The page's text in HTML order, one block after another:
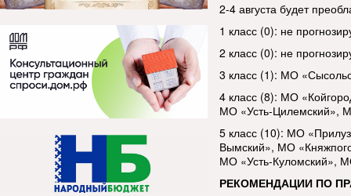
2-4 августа будет
1 класс (0): не
2 класс (0): не
3 класс (1): МО
4 класс (8): МО
МО «Усть-Цилемский»,
5 класс (10): МО
Вымский», МО
МО «Усть-Куломский»,
РЕКОМЕНДАЦИИ ПО